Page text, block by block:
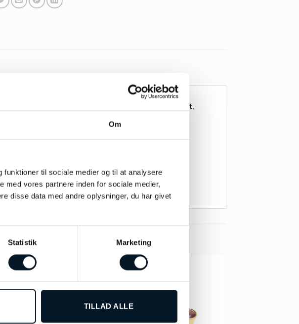
Om
til sociale medier og til at analysere
med vores partnere inden for sociale medier,
disse data med andre oplysninger, du har givet
Statistik Marketing
TILLAD ALLE
Hver ørering er prydet med en funklende diamant,
naturlige glans komme fuldt til sin ret.
øreringene et eksklusivt og sofistikeret udtryk. Det
et sikkert valg, der aldrig går af mode.
tidløs tilføjelse til smykkesamlingen.